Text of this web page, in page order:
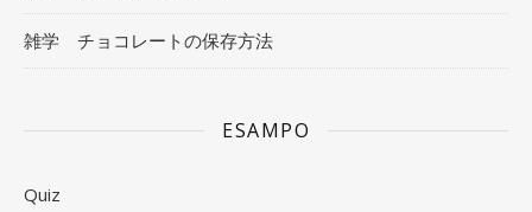
雑学 チョコレートの保存方法
ESAMPO
Quiz